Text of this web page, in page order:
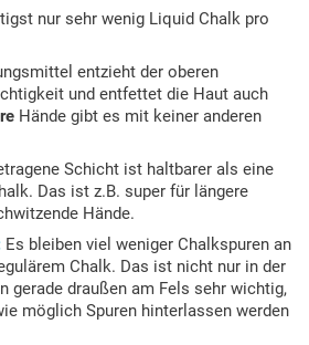
nur sehr wenig Liquid Chalk pro
entzieht der oberen
und entfettet die Haut auch
Hände gibt es mit keiner anderen
Schicht ist haltbarer als eine
Das ist z.B. super für längere
Hände.
Es bleiben viel weniger Chalkspuren an
Chalk. Das ist nicht nur in der
gerade draußen am Fels sehr wichtig,
möglich Spuren hinterlassen werden